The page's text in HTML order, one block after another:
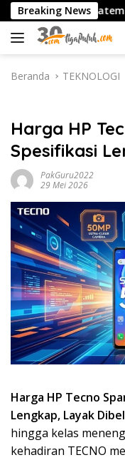
Langsung
ke
konten
Breaking News
Kelas 1 SD
Beranda TEKNOLOGI
Harga HP
Spesifikasi
PakGuru2022
29 Mei 2026
Harga HP Tecno
Lengkap, Layak
hingga kelas
kehadiran TECNO